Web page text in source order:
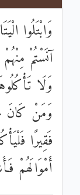
وَابْتَلُوا
آنَسْتُمْ
وَلَا
وَمَنْ كَانَ
فَقِيرًا
أَمْوَالَهُمْ